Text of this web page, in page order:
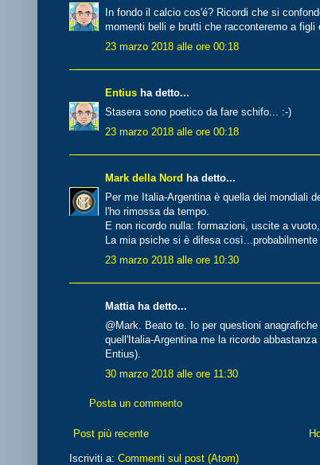
In fondo il calcio cos'é? Ricordi che si
momenti belli e brutti che racconteremo a figli
23 marzo 2018 alle ore 00:18
Entius ha detto...
Stasera sono poetico da fare schifo... :-)
23 marzo 2018 alle ore 00:18
Mark della Nord ha detto...
Per me Italia-Argentina è quella dei mondiali
l'ho rimossa da tempo.
E non ricordo nulla: formazioni, uscite a
La mia psiche si è difesa
23 marzo 2018 alle ore 10:30
Mattia ha detto...
@Mark. Beato te. Io per questioni
quell'Italia-Argentina me la ricordo
Entius).
30 marzo 2018 alle ore 11:30
Posta un commento
Post più recente
Iscriviti a: Commenti sul post (Atom)